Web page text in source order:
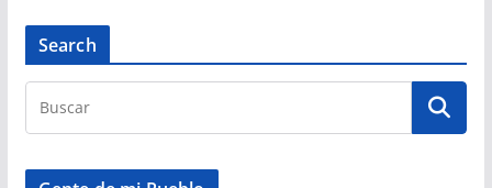
Search